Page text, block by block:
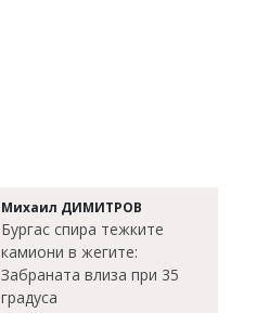
Михаил ДИМИТРОВ
Бургас спира тежките
камиони в жегите:
Забраната влиза при 35
градуса